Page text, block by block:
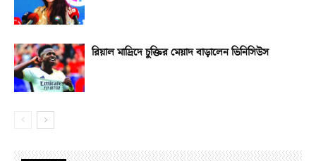
রিয়াল মাদ্রিদে চুক্তির মেয়াদ বাড়ালেন ভিনিসিউস